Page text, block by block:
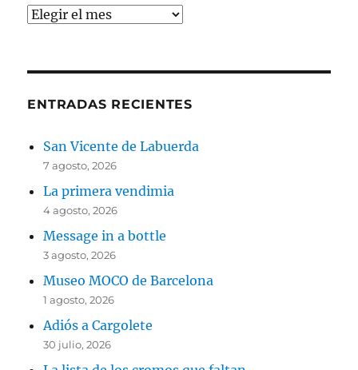
Archivos
ENTRADAS RECIENTES
San Vicente de Labuerda
7 agosto, 2026
La primera vendimia
4 agosto, 2026
Message in a bottle
3 agosto, 2026
Museo MOCO de Barcelona
1 agosto, 2026
Adiós a Cargolete
30 julio, 2026